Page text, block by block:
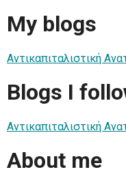
My blogs
Αντικαπιταλιστική
Blogs I
Αντικαπιταλιστική
About me